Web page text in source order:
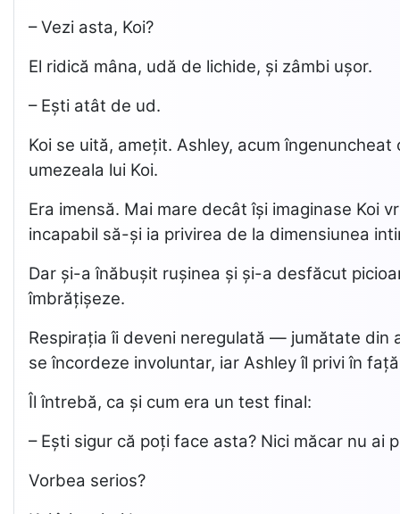
– Vezi asta, Koi?
El ridică mâna, udă de lichide, și zâmbi ușor.
– Ești atât de ud.
Koi se uită, amețit. Ashley, acum
umezeala lui Koi.
Era imensă. Mai mare decât își imaginase Koi
incapabil să-și ia privirea de la dimensiunea
Dar și-a înăbușit rușinea și și-a desfăcut
îmbrățișeze.
Respirația îi deveni neregulată — jumătate din
se încordeze involuntar, iar Ashley îl privi în
Îl întrebă, ca și cum era un test final:
– Ești sigur că poți face asta? Nici măcar nu ai
Vorbea serios?